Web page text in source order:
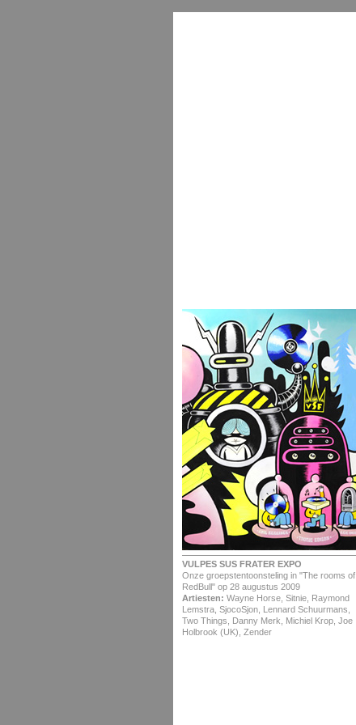
VULPES SUS FRATER EXPO
Onze groepstentoonsteling in "The rooms of
RedBull" op 28 augustus 2009
Artiesten: Wayne Horse, Sitnie, Raymond
Lemstra, SjocoSjon, Lennard Schuurmans,
Two Things, Danny Merk, Michiel Krop, Joe
Holbrook (UK), Zender